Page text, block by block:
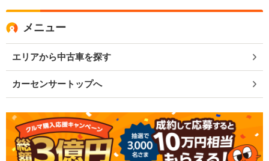
メニュー
エリアから中古車を探す
カーセンサートップへ